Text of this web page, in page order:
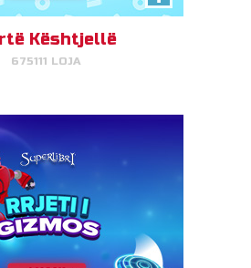
Kështjellë
675111 LOJA
objektivin tuaj.
e Thesarit